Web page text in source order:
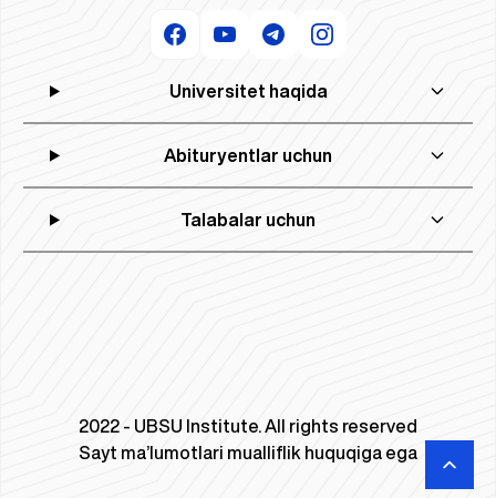
Universitet haqida
Abituryentlar uchun
Talabalar uchun
2022 - UBSU Institute. All rights reserved
Sayt ma’lumotlari mualliflik huquqiga ega